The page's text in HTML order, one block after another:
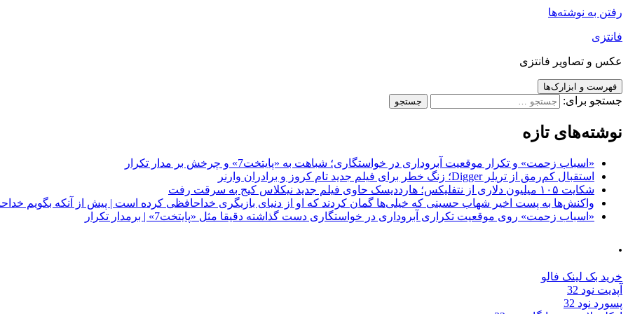
رفتن به نوشته‌ها
فانتزی
عکس و تصاویر فانتزی
فهرست و ابزارک‌ها
جستجو برای:
نوشته‌های تازه
«اسباب زحمت» و تکرار موقعیت آبروداری در خواستگاری؛ شباهت به «پایتخت7» و چرخش بر مدار تکرار
استقبال کم‌رمق از تریلر Digger؛ زنگ خطر برای فیلم جدید تام کروز و برادران وارنر
شکایت ۱۰۵ میلیون دلاری از نتفلیکس؛ هارددیسک حاوی فیلم جدید نیکلاس کیج به سرقت رفت
واکنش‌ها به پست اخیر شهاب حسینی که خیلی‌ها گمان کردند که او از دنیای بازیگری خداحافظی کرده است | پیش از آنکه بگویم
«اسباب زحمت» روی موقعیت تکراری آبروداری در خواستگاری دست گذاشته دقیقا مثل «پایتخت7» | برمدار تکرار
.
خرید بک لینک فالو
آپدیت نود 32
پسورد نود 32